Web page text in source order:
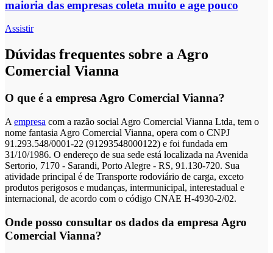
maioria das empresas coleta muito e age pouco
Assistir
Dúvidas frequentes sobre a Agro
Comercial Vianna
O que é a empresa Agro Comercial Vianna?
A empresa com a razão social Agro Comercial Vianna Ltda, tem o
nome fantasia Agro Comercial Vianna, opera com o CNPJ
91.293.548/0001-22 (91293548000122) e foi fundada em
31/10/1986. O endereço de sua sede está localizada na Avenida
Sertorio, 7170 - Sarandi, Porto Alegre - RS, 91.130-720. Sua
atividade principal é de Transporte rodoviário de carga, exceto
produtos perigosos e mudanças, intermunicipal, interestadual e
internacional, de acordo com o código CNAE H-4930-2/02.
Onde posso consultar os dados da empresa Agro
Comercial Vianna?